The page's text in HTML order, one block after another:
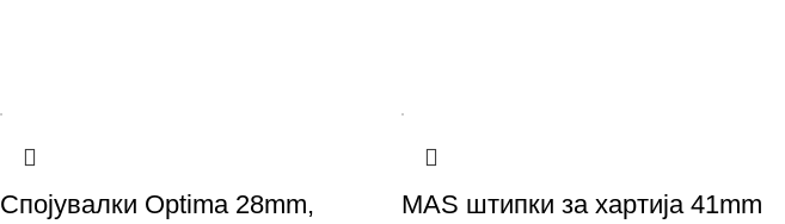
Спојувалки Optima 28mm,
MAS штипки за хартија 41mm